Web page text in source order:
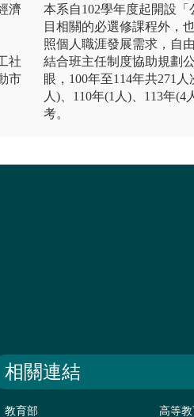
濟
社
市
本系自102學年度起開設
目相關的必選修課程外，
照個人職涯發展需求，自
結合班主任制度協助規劃
眼，100年至114年共271
人)、110年(1人)、113年
考。
相關連結
教育部 高等教